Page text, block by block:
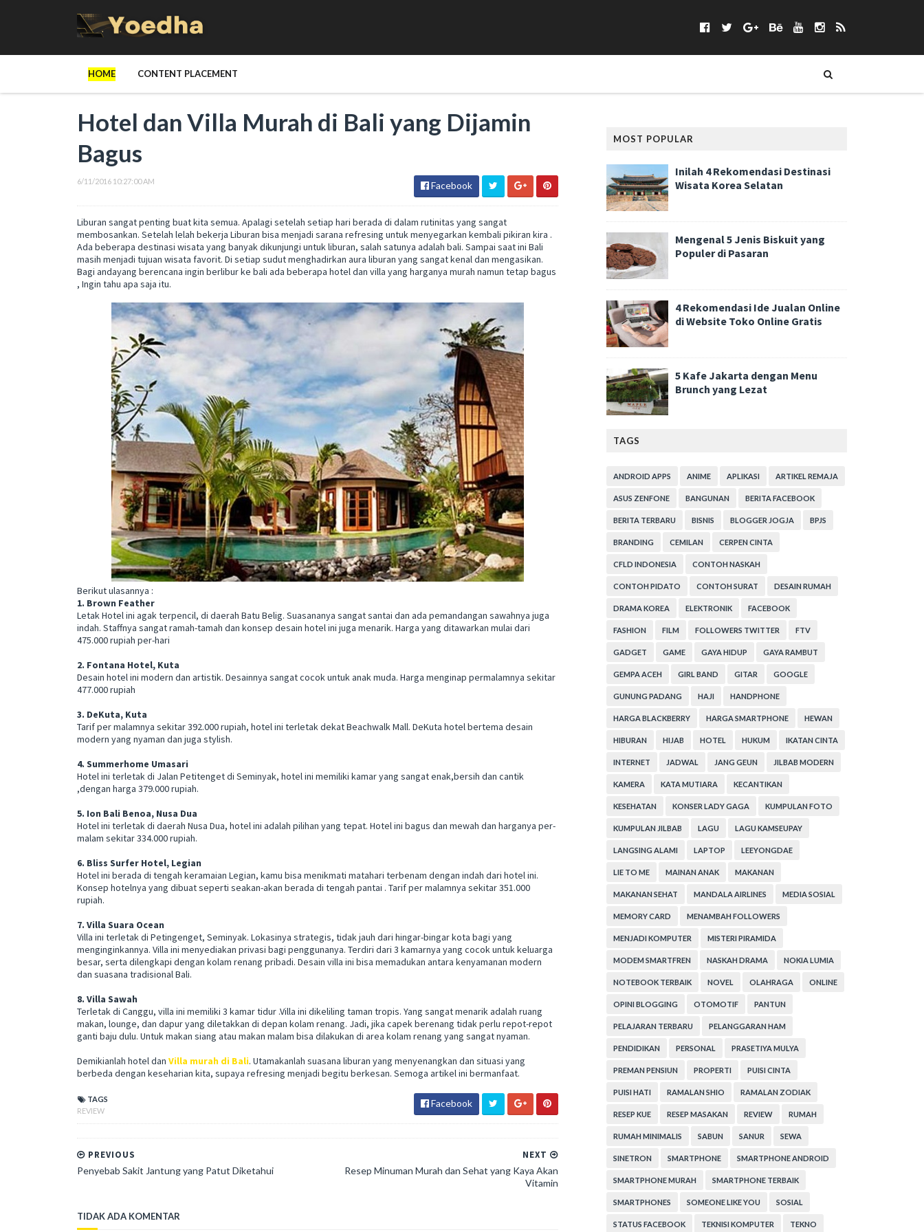
HOME CONTENT PLACEMENT
Hotel dan Villa Murah di Bali yang Dijamin
Bagus
6/11/2016 10:27:00 AM Facebook
Liburan sangat penting buat kita semua. Apalagi setelah setiap hari berada di dalam rutinitas yang sangat
membosankan. Setelah lelah bekerja Liburan bisa menjadi sarana refresing untuk menyegarkan kembali pikiran kira .
Ada beberapa destinasi wisata yang banyak dikunjungi untuk liburan, salah satunya adalah bali. Sampai saat ini Bali
masih menjadi tujuan wisata favorit. Di setiap sudut menghadirkan aura liburan yang sangat kenal dan mengasikan.
Bagi andayang berencana ingin berlibur ke bali ada beberapa hotel dan villa yang harganya murah namun tetap bagus
, Ingin tahu apa saja itu.
Berikut ulasannya :
1. Brown Feather
Letak Hotel ini agak terpencil, di daerah Batu Belig. Suasananya sangat santai dan ada pemandangan sawahnya juga
indah. Staffnya sangat ramah-tamah dan konsep desain hotel ini juga menarik. Harga yang ditawarkan mulai dari
475.000 rupiah per-hari
2. Fontana Hotel, Kuta
Desain hotel ini modern dan artistik. Desainnya sangat cocok untuk anak muda. Harga menginap permalamnya sekitar
477.000 rupiah
3. DeKuta, Kuta
Tarif per malamnya sekitar 392.000 rupiah, hotel ini terletak dekat Beachwalk Mall. DeKuta hotel bertema desain
modern yang nyaman dan juga stylish.
4. Summerhome Umasari
Hotel ini terletak di Jalan Petitenget di Seminyak, hotel ini memiliki kamar yang sangat enak,bersih dan cantik
,dengan harga 379.000 rupiah.
5. Ion Bali Benoa, Nusa Dua
Hotel ini terletak di daerah Nusa Dua, hotel ini adalah pilihan yang tepat. Hotel ini bagus dan mewah dan harganya per-
malam sekitar 334.000 rupiah.
6. Bliss Surfer Hotel, Legian
Hotel ini berada di tengah keramaian Legian, kamu bisa menikmati matahari terbenam dengan indah dari hotel ini.
Konsep hotelnya yang dibuat seperti seakan-akan berada di tengah pantai . Tarif per malamnya sekitar 351.000
rupiah.
7. Villa Suara Ocean
Villa ini terletak di Petingenget, Seminyak. Lokasinya strategis, tidak jauh dari hingar-bingar kota bagi yang
menginginkannya. Villa ini menyediakan privasi bagi penggunanya. Terdiri dari 3 kamarnya yang cocok untuk keluarga
besar, serta dilengkapi dengan kolam renang pribadi. Desain villa ini bisa memadukan antara kenyamanan modern
dan suasana tradisional Bali.
8. Villa Sawah
Terletak di Canggu, villa ini memiliki 3 kamar tidur .Villa ini dikeliling taman tropis. Yang sangat menarik adalah ruang
makan, lounge, dan dapur yang diletakkan di depan kolam renang. Jadi, jika capek berenang tidak perlu repot-repot
ganti baju dulu. Untuk makan siang atau makan malam bisa dilakukan di area kolam renang yang sangat nyaman.
Demikianlah hotel dan Villa murah di Bali. Utamakanlah suasana liburan yang menyenangkan dan situasi yang
berbeda dengan keseharian kita, supaya refresing menjadi begitu berkesan. Semoga artikel ini bermanfaat.
TAGS
REVIEW
Facebook
NEXT
Resep Minuman Murah dan Sehat yang Kaya Akan
Vitamin
PREVIOUS
Penyebab Sakit Jantung yang Patut Diketahui
TIDAK ADA KOMENTAR
MOST POPULAR
Inilah 4 Rekomendasi Destinasi
Wisata Korea Selatan
Mengenal 5 Jenis Biskuit yang
Populer di Pasaran
4 Rekomendasi Ide Jualan Online
di Website Toko Online Gratis
5 Kafe Jakarta dengan Menu
Brunch yang Lezat
TAGS
ANDROID APPS ANIME APLIKASI ARTIKEL REMAJA
ASUS ZENFONE BANGUNAN BERITA FACEBOOK
BERITA TERBARU BISNIS BLOGGER JOGJA BPJS
BRANDING CEMILAN CERPEN CINTA
CFLD INDONESIA CONTOH NASKAH
CONTOH PIDATO CONTOH SURAT DESAIN RUMAH
DRAMA KOREA ELEKTRONIK FACEBOOK
FASHION FILM FOLLOWERS TWITTER FTV
GADGET GAME GAYA HIDUP GAYA RAMBUT
GEMPA ACEH GIRL BAND GITAR GOOGLE
GUNUNG PADANG HAJI HANDPHONE
HARGA BLACKBERRY HARGA SMARTPHONE HEWAN
HIBURAN HIJAB HOTEL HUKUM IKATAN CINTA
INTERNET JADWAL JANG GEUN JILBAB MODERN
KAMERA KATA MUTIARA KECANTIKAN
KESEHATAN KONSER LADY GAGA KUMPULAN FOTO
KUMPULAN JILBAB LAGU LAGU KAMSEUPAY
LANGSING ALAMI LAPTOP LEEYONGDAE
LIE TO ME MAINAN ANAK MAKANAN
MAKANAN SEHAT MANDALA AIRLINES MEDIA SOSIAL
MEMORY CARD MENAMBAH FOLLOWERS
MENJADI KOMPUTER MISTERI PIRAMIDA
MODEM SMARTFREN NASKAH DRAMA NOKIA LUMIA
NOTEBOOK TERBAIK NOVEL OLAHRAGA ONLINE
OPINI BLOGGING OTOMOTIF PANTUN
PELAJARAN TERBARU PELANGGARAN HAM
PENDIDIKAN PERSONAL PRASETIYA MULYA
PREMAN PENSIUN PROPERTI PUISI CINTA
PUISI HATI RAMALAN SHIO RAMALAN ZODIAK
RESEP KUE RESEP MASAKAN REVIEW RUMAH
RUMAH MINIMALIS SABUN SANUR SEWA
SINETRON SMARTPHONE SMARTPHONE ANDROID
SMARTPHONE MURAH SMARTPHONE TERBAIK
SMARTPHONES SOMEONE LIKE YOU SOSIAL
STATUS FACEBOOK TEKNISI KOMPUTER TEKNO